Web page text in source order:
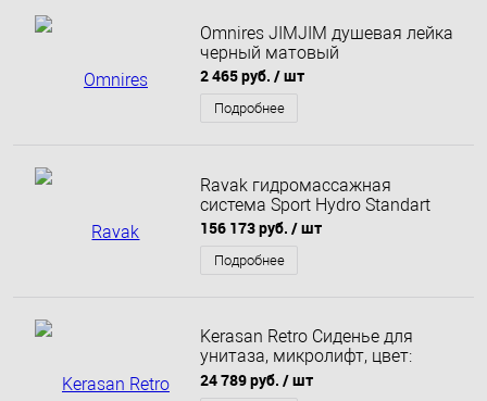
Omnires JIMJIM душевая лейка
черный матовый
2 465 руб. / шт
Подробнее
Ravak гидромассажная
система Sport Hydro Standart
156 173 руб. / шт
Подробнее
Kerasan Retro Сиденье для
унитаза, микролифт, цвет:
белый/хром
24 789 руб. / шт